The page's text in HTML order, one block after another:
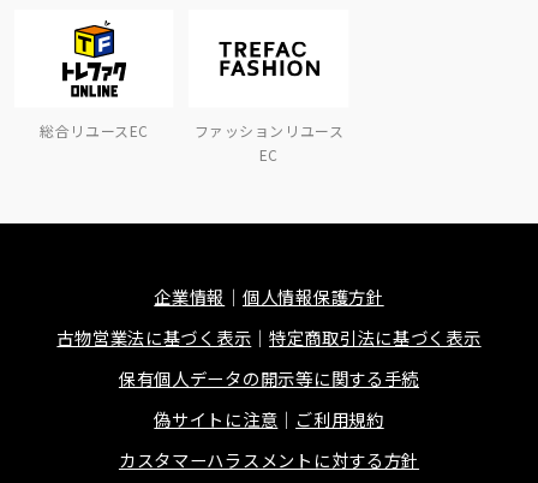
総合リユースEC
ファッションリユース
EC
企業情報
個人情報保護方針
古物営業法に基づく表示
特定商取引法に基づく表示
保有個人データの開示等に関する手続
偽サイトに注意
ご利用規約
カスタマーハラスメントに対する方針